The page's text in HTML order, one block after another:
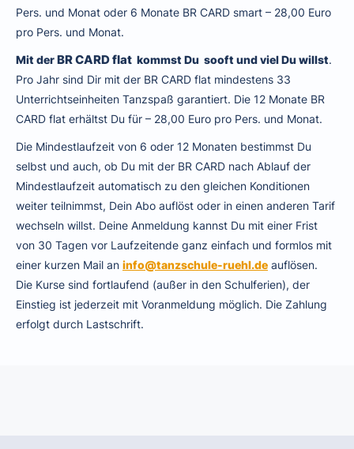
Pers. und Monat oder 6 Monate BR CARD smart – 28,00 Euro
pro Pers. und Monat.
Mit derBR CARD flat kommst Du sooft und viel Du willst.
Pro Jahr sind Dir mit der BR CARD flat mindestens 33
Unterrichtseinheiten Tanzspaß garantiert. Die 12 Monate BR
CARD flat erhältst Du für – 28,00 Euro pro Pers. und Monat.
Die Mindestlaufzeit von 6 oder 12 Monaten bestimmst Du
selbst und auch, ob Du mit der BR CARD nach Ablauf der
Mindestlaufzeit automatisch zu den gleichen Konditionen
weiter teilnimmst, Dein Abo auflöst oder in einen anderen Tarif
wechseln willst. Deine Anmeldung kannst Du mit einer Frist
von 30 Tagen vor Laufzeitende ganz einfach und formlos mit
einer kurzen Mail an info@tanzschule-ruehl.de auflösen.
Die Kurse sind fortlaufend (außer in den Schulferien), der
Einstieg ist jederzeit mit Voranmeldung möglich. Die Zahlung
erfolgt durch Lastschrift.